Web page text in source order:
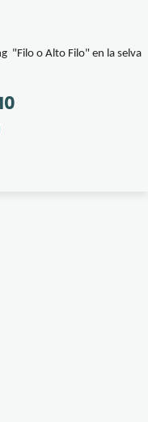
"Filo o Alto Filo" en la selva